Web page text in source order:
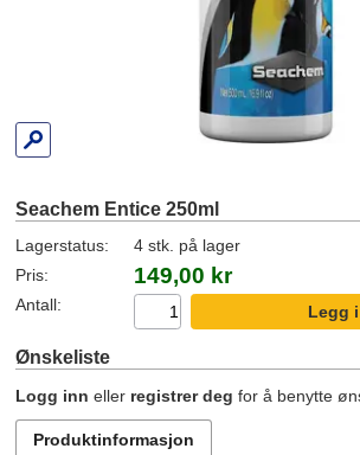
Seachem Entice 250ml
Lagerstatus:
4 stk. på lager
Pris:
149,00 kr
Antall:
Ønskeliste
Logg inn eller registrer deg for å benytte
Produktinformasjon